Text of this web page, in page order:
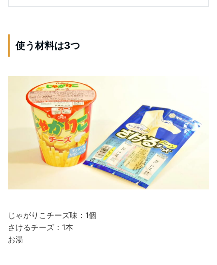
使う材料は3つ
じゃがりこチーズ味：1個
さけるチーズ：1本
お湯